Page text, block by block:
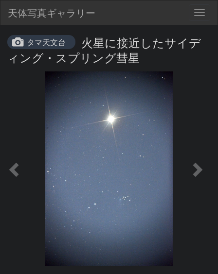
天体写真ギャラリー
タマ天文台
火星に接近したサイデ
ィング・スプリング彗星